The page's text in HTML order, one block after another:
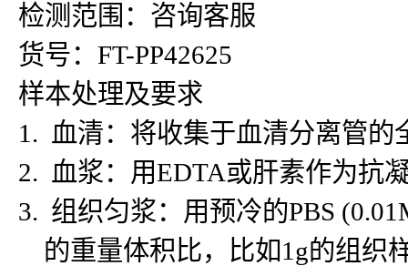
检测范围：咨询客服
货号：FT-PP42625
样本处理及要求
1. 血清：将收集于血清分离管
2. 血浆：用EDTA或肝素作为抗
3. 组织匀浆：用预冷的PBS
的重量体积比，比如1g的组织